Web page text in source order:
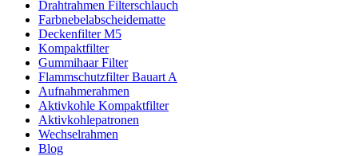
Drahtrahmen Filterschlauch
Farbnebelabscheidematte
Deckenfilter M5
Kompaktfilter
Gummihaar Filter
Flammschutzfilter Bauart A
Aufnahmerahmen
Aktivkohle Kompaktfilter
Aktivkohlepatronen
Wechselrahmen
Blog